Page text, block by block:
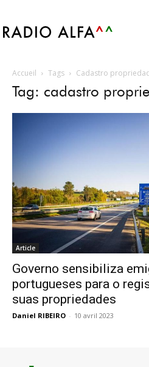
Accueil Tags Cadastro
Tag: cadastro
Article
Governo sensibiliza
portugueses para o
suas propriedades
Daniel RIBEIRO - 10 avril 2023